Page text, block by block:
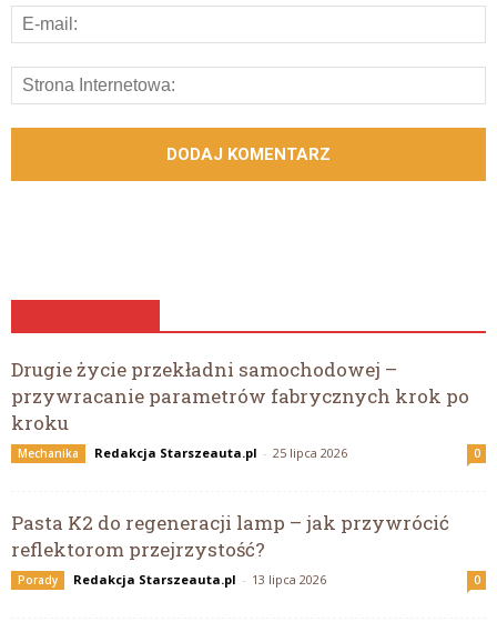
Drugie życie przekładni samochodowej –
przywracanie parametrów fabrycznych krok po
kroku
Mechanika Redakcja Starszeauta.pl - 25 lipca 2026 0
Pasta K2 do regeneracji lamp – jak przywrócić
reflektorom przejrzystość?
Porady Redakcja Starszeauta.pl - 13 lipca 2026 0